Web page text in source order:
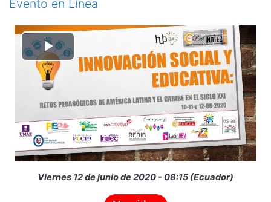
Diagrama de temas
Evento en Línea
Reproducir
Vídeo
Viernes 12 de junio de 2020 - 08:15 (Ecuador)